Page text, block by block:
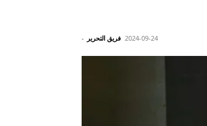
فريق التحرير - 2024-09-24